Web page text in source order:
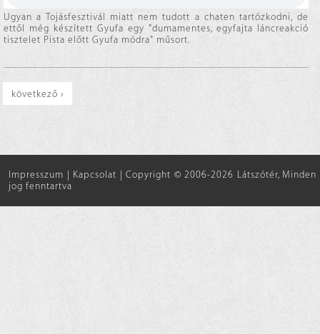
Ugyan a Tojásfesztivál miatt nem tudott a chaten tartózkodni, de
ettől még készített Gyufa egy "dumamentes, egyfajta láncreakció
tisztelet Pista előtt Gyufa módra" műsort.
következő ›
Impresszum Kapcsolat
Copyright © 2006-2026 Látszótér, Minden
jog fenntartva